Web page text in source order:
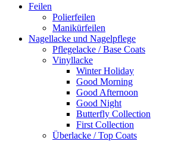
Feilen
Polierfeilen
Manikürfeilen
Nagellacke und Nagelpflege
Pflegelacke / Base Coats
Vinyllacke
Winter Holiday
Good Morning
Good Afternoon
Good Night
Butterfly Collection
First Collection
Überlacke / Top Coats